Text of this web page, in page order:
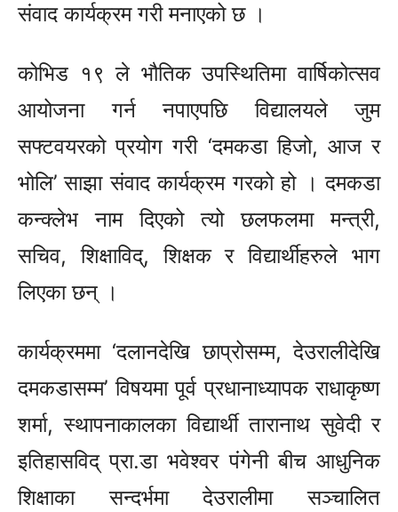
संवाद कार्यक्रम गरी मनाएको छ ।
कोभिड १९ ले भौतिक उपस्थितिमा वार्षिकोत्सव
आयोजना गर्न नपाएपछि विद्यालयले जुम
सफ्टवयरको प्रयोग गरी ‘दमकडा हिजो, आज र
भोलि’ साझा संवाद कार्यक्रम गरको हो । दमकडा
कन्क्लेभ नाम दिएको त्यो छलफलमा मन्त्री,
सचिव, शिक्षाविद्, शिक्षक र विद्यार्थीहरुले भाग
लिएका छन् ।
कार्यक्रममा ‘दलानदेखि छाप्रोसम्म, देउरालीदेखि
दमकडासम्म’ विषयमा पूर्व प्रधानाध्यापक राधाकृष्ण
शर्मा, स्थापनाकालका विद्यार्थी तारानाथ सुवेदी र
इतिहासविद् प्रा.डा भवेश्वर पंगेनी बीच आधुनिक
शिक्षाका सन्दर्भमा देउरालीमा सञ्चालित